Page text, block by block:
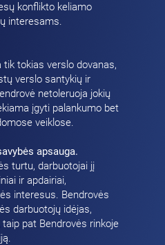
konflikto keliamo
interesams.
tik tokias verslo dovanas,
verslo santykių ir
netoleruoja jokių
įgyti palankumo bet
veiklose.
apsauga.
turtu, darbuotojai jį
ir apdairiai,
interesus. Bendrovės
darbuotojų idėjas,
pat Bendrovės rinkoje